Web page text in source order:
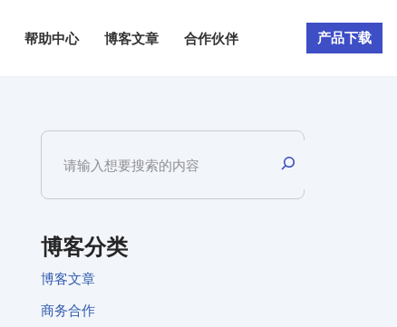
帮助中心 博客文章 合作伙伴 产品下载
博客分类
博客文章
商务合作